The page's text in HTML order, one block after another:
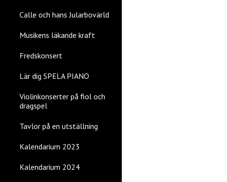
Calle och hans Jularbovärld
Musikens läkande kraft
Fredskonsert
Lär dig SPELA PIANO
Violinkonserter på fiol och
dragspel
Tavlor på en utställning
Kalendarium 2023
Kalendarium 2024